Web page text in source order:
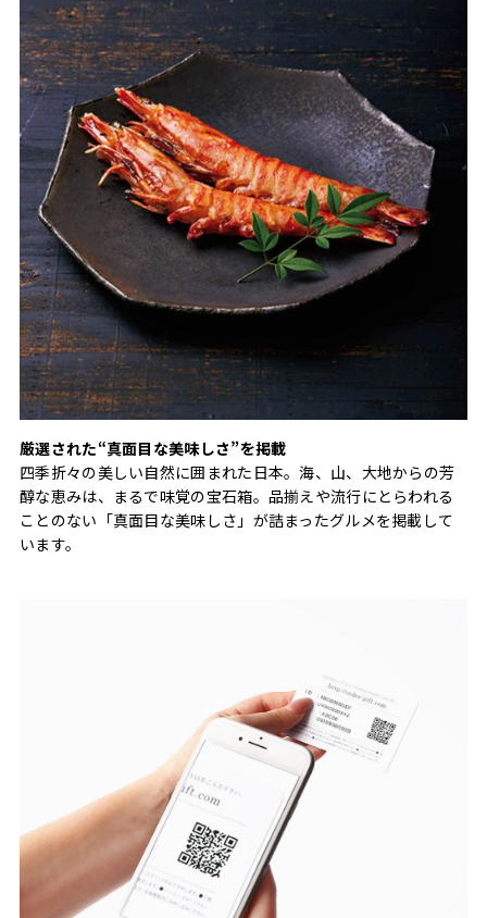
厳選された“真面目な美味しさ”を掲載
四季折々の美しい自然に囲まれた日本。海、山、大地からの芳
醇な恵みは、まるで味覚の宝石箱。品揃えや流行にとらわれる
ことのない「真面目な美味しさ」が詰まったグルメを掲載して
います。